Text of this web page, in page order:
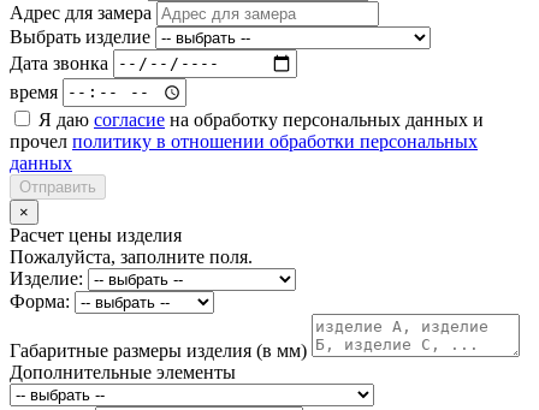
Адрес для замера
Выбрать изделие
Дата звонка
время
Я даю согласие на обработку персональных данных и
прочел политику в отношении обработки персональных
данных
Отправить
×
Расчет цены изделия
Пожалуйста, заполните поля.
Изделие:
Форма:
Габаритные размеры изделия (в мм)
Дополнительные элементы